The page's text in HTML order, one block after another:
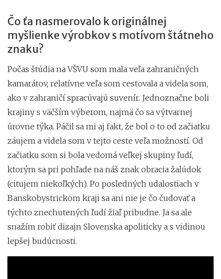
Čo ťa nasmerovalo k originálnej
myšlienke výrobkov s motívom štátneho
znaku?
Počas štúdia na VŠVU som mala veľa zahraničných
kamarátov, relatívne veľa som cestovala a videla som,
ako v zahraničí spracúvajú suvenír. Jednoznačne boli
krajiny s väčším výberom, najmä čo sa výtvarnej
úrovne týka. Páčil sa mi aj fakt, že bol o to od začiatku
záujem a videla som v tejto ceste veľa možností. Od
začiatku som si bola vedomá veľkej skupiny ľudí,
ktorým sa pri pohľade na náš znak obracia žalúdok
(citujem niekoľkých). Po posledných udalostiach v
Banskobystrickom kraji sa ani nie je čo čudovať a
týchto znechutených ľudí žiaľ pribudne. Ja sa ale
snažím robiť dizajn Slovenska apoliticky a s vidinou
lepšej budúcnosti.